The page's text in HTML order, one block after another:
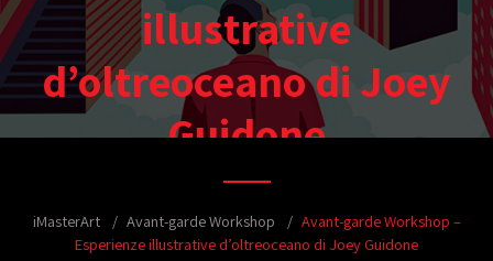
illustrative
d’oltreoceano di Joey
Guidone
iMasterArt Avant-garde Workshop
Avant-garde Workshop –
Esperienze illustrative d’oltreoceano di Joey Guidone